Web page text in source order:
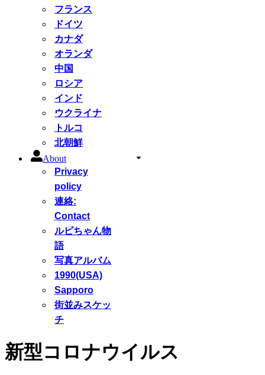
フランス
ドイツ
カナダ
オランダ
中国
ロシア
インド
ウクライナ
トルコ
北朝鮮
About
Privacy
policy
連絡:
Contact
ルピちゃん物
語
写真アルバム
1990(USA)
Sapporo
街並みスケッ
チ
新型コロナウイルス